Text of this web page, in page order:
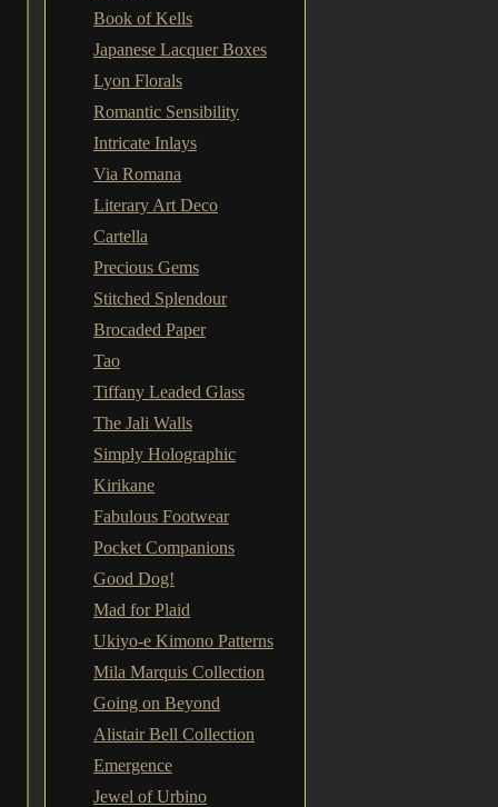
Book of Kells
Japanese Lacquer Boxes
Lyon Florals
Romantic Sensibility
Intricate Inlays
Via Romana
Literary Art Deco
Cartella
Precious Gems
Stitched Splendour
Brocaded Paper
Tao
Tiffany Leaded Glass
The Jali Walls
Simply Holographic
Kirikane
Fabulous Footwear
Pocket Companions
Good Dog!
Mad for Plaid
Ukiyo-e Kimono Patterns
Mila Marquis Collection
Going on Beyond
Alistair Bell Collection
Emergence
Jewel of Urbino